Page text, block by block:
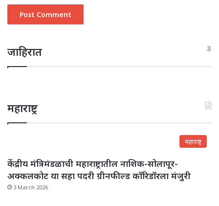
जाहिरात
महाराष्ट्र
महाराष्ट्र
केंद्रीय मंत्रिमंडळाची महाराष्ट्रातील नाशिक-सोलापूर-
अक्कलकोट या सहा पदरी ग्रीनफील्ड कॉरिडॉरला मंजुरी
3 March 2026